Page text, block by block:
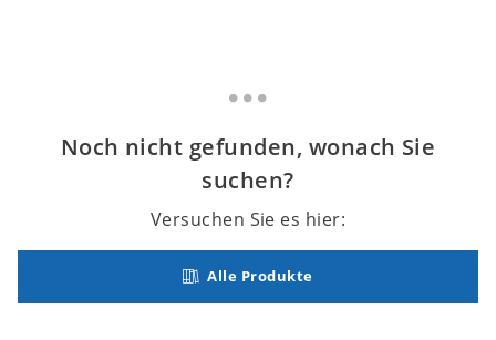
Noch nicht gefunden, wonach Sie
suchen?
Versuchen Sie es hier:
Alle Produkte